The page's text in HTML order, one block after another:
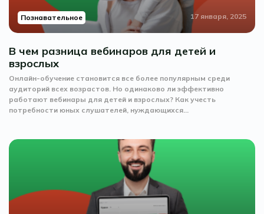
Познавательное 17 января, 2025
В чем разница вебинаров для детей и
взрослых
Онлайн-обучение становится все более популярным среди
аудиторий всех возрастов. Но одинаково ли эффективно
работают вебинары для детей и взрослых? Как учесть
потребности юных слушателей, нуждающихся...